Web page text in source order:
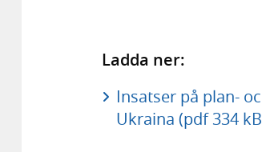
Ladda ner:
Insatser på plan-
Ukraina (pdf 334